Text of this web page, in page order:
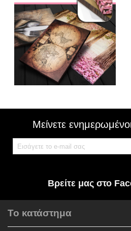
Μείνετε
Βρείτε μας στο
Το κατάστημα